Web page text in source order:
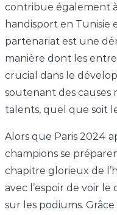
contribue également
handisport en Tunisie
partenariat est une
manière dont les
crucial dans le
soutenant des causes
talents, quel que soit
Alors que Paris 2024
champions se
chapitre glorieux de
avec l’espoir de voir
sur les podiums.